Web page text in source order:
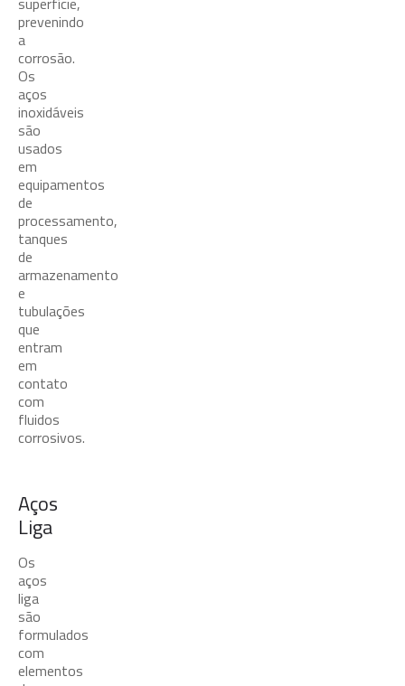
prevenindo
a
corrosão.
Os
aços
inoxidáveis
são
usados
em
equipamentos
de
processamento,
tanques
de
armazenamento
e
tubulações
que
entram
em
contato
com
fluidos
corrosivos.
Aços
Liga
Os
aços
liga
são
formulados
com
elementos